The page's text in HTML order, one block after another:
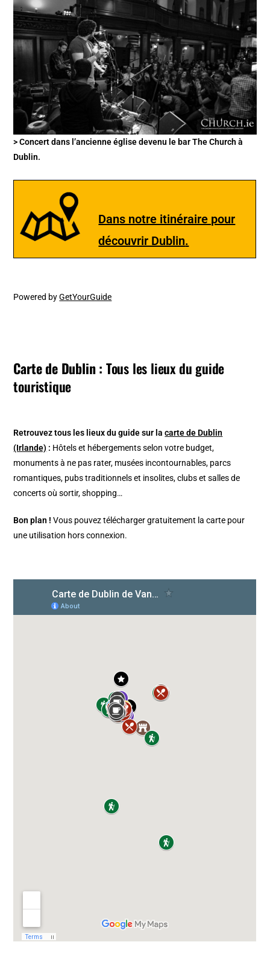
> Concert dans l’ancienne église devenu le bar The Church à
Dublin.
Dans notre itinéraire pour
découvrir Dublin.
Powered byGetYourGuide
Carte de Dublin : Tous les lieux du guide
touristique
Retrouvez tous les lieux du guide sur lacarte de Dublin
(Irlande) : Hôtels et hébergements selon votre budget,
monuments à ne pas rater, musées incontournables, parcs
romantiques, pubs traditionnels et insolites, clubs et salles de
concerts où sortir, shopping…
Bon plan ! Vous pouvez télécharger gratuitement la carte pour
une utilisation hors connexion.